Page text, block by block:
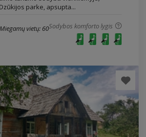
parke, apsupta...
Sodybos komforto lygis
Miegamų vietų: 60